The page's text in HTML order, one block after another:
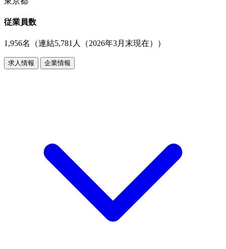
従業員数
1,956名（連結5,781人（2026年3月末現在））
求人情報 企業情報